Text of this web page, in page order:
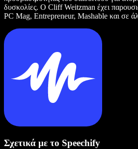
δυσκολίες. Ο Cliff Weitzman έχει
PC Mag, Entrepreneur, Mashable και σε
Σχετικά με το Speechify